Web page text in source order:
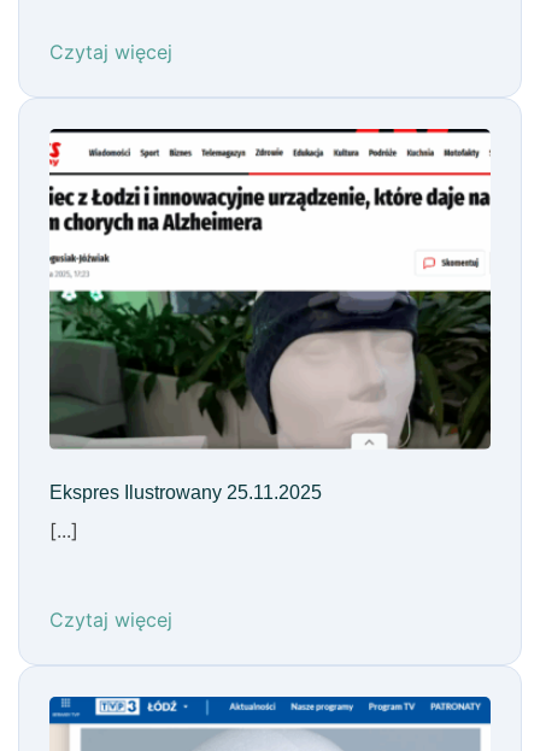
Czytaj więcej
Ekspres Ilustrowany 25.11.2025
[...]
Czytaj więcej